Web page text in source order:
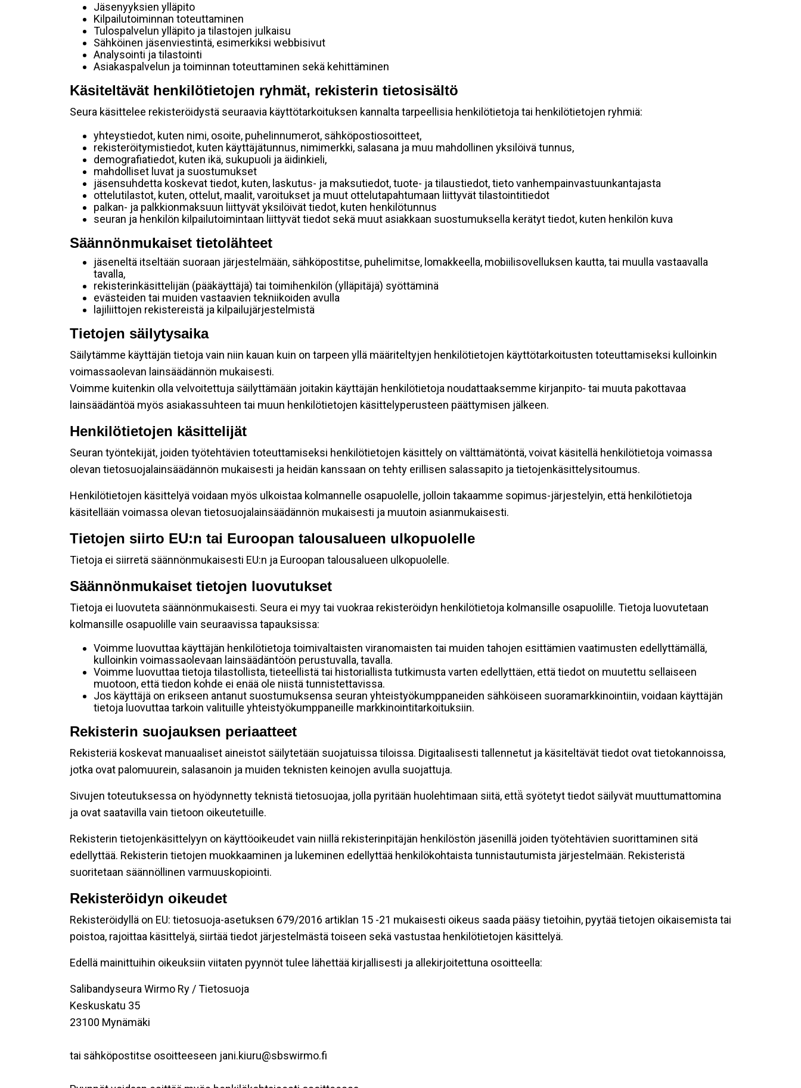
Jäsenyyksien ylläpito
Kilpailutoiminnan toteuttaminen
Tulospalvelun ylläpito ja tilastojen julkaisu
Sähköinen jäsenviestintä, esimerkiksi webbisivut
Analysointi ja tilastointi
Asiakaspalvelun ja toiminnan toteuttaminen sekä kehittäminen
Käsiteltävät henkilötietojen ryhmät, rekisterin tietosisältö
Seura käsittelee rekisteröidystä seuraavia käyttötarkoituksen kannalta tarpeellisia henkilötietoja tai henkilötietojen ryhmiä:
yhteystiedot, kuten nimi, osoite, puhelinnumerot, sähköpostiosoitteet,
rekisteröitymistiedot, kuten käyttäjätunnus, nimimerkki, salasana ja muu mahdollinen yksilöivä tunnus,
demografiatiedot, kuten ikä, sukupuoli ja äidinkieli,
mahdolliset luvat ja suostumukset
jäsensuhdetta koskevat tiedot, kuten, laskutus- ja maksutiedot, tuote- ja tilaustiedot, tieto vanhempainvastuunkantajasta
ottelutilastot, kuten, ottelut, maalit, varoitukset ja muut ottelutapahtumaan liittyvät tilastointitiedot
palkan- ja palkkionmaksuun liittyvät yksilöivät tiedot, kuten henkilötunnus
seuran ja henkilön kilpailutoimintaan liittyvät tiedot sekä muut asiakkaan suostumuksella kerätyt tiedot, kuten henkilön kuva
Säännönmukaiset tietolähteet
jäseneltä itseltään suoraan järjestelmään, sähköpostitse, puhelimitse, lomakkeella, mobiilisovelluksen kautta, tai muulla vastaavalla
tavalla,
rekisterinkäsittelijän (pääkäyttäjä) tai toimihenkilön (ylläpitäjä) syöttäminä
evästeiden tai muiden vastaavien tekniikoiden avulla
lajiliittojen rekistereistä ja kilpailujärjestelmistä
Tietojen säilytysaika
Säilytämme käyttäjän tietoja vain niin kauan kuin on tarpeen yllä määriteltyjen henkilötietojen käyttötarkoitusten toteuttamiseksi kulloinkin
voimassaolevan lainsäädännön mukaisesti.
Voimme kuitenkin olla velvoitettuja säilyttämään joitakin käyttäjän henkilötietoja noudattaaksemme kirjanpito- tai muuta pakottavaa
lainsäädäntöä myös asiakassuhteen tai muun henkilötietojen käsittelyperusteen päättymisen jälkeen.
Henkilötietojen käsittelijät
Seuran työntekijät, joiden työtehtävien toteuttamiseksi henkilötietojen käsittely on välttämätöntä, voivat käsitellä henkilötietoja voimassa
olevan tietosuojalainsäädännön mukaisesti ja heidän kanssaan on tehty erillisen salassapito ja tietojenkäsittelysitoumus.
Henkilötietojen käsittelyä voidaan myös ulkoistaa kolmannelle osapuolelle, jolloin takaamme sopimus-järjestelyin, että henkilötietoja
käsitellään voimassa olevan tietosuojalainsäädännön mukaisesti ja muutoin asianmukaisesti.
Tietojen siirto EU:n tai Euroopan talousalueen ulkopuolelle
Tietoja ei siirretä säännönmukaisesti EU:n ja Euroopan talousalueen ulkopuolelle.
Säännönmukaiset tietojen luovutukset
Tietoja ei luovuteta säännönmukaisesti. Seura ei myy tai vuokraa rekisteröidyn henkilötietoja kolmansille osapuolille. Tietoja luovutetaan
kolmansille osapuolille vain seuraavissa tapauksissa:
Voimme luovuttaa käyttäjän henkilötietoja toimivaltaisten viranomaisten tai muiden tahojen esittämien vaatimusten edellyttämällä,
kulloinkin voimassaolevaan lainsäädäntöön perustuvalla, tavalla.
Voimme luovuttaa tietoja tilastollista, tieteellistä tai historiallista tutkimusta varten edellyttäen, että tiedot on muutettu sellaiseen
muotoon, että tiedon kohde ei enää ole niistä tunnistettavissa.
Jos käyttäjä on erikseen antanut suostumuksensa seuran yhteistyökumppaneiden sähköiseen suoramarkkinointiin, voidaan käyttäjän
tietoja luovuttaa tarkoin valituille yhteistyökumppaneille markkinointitarkoituksiin.
Rekisterin suojauksen periaatteet
Rekisteriä koskevat manuaaliset aineistot säilytetään suojatuissa tiloissa. Digitaalisesti tallennetut ja käsiteltävät tiedot ovat tietokannoissa,
jotka ovat palomuurein, salasanoin ja muiden teknisten keinojen avulla suojattuja.
Sivujen toteutuksessa on hyödynnetty teknistä tietosuojaa, jolla pyritään huolehtimaan siitä, että̈ syötetyt tiedot säilyvät muuttumattomina
ja ovat saatavilla vain tietoon oikeutetuille.
Rekisterin tietojenkäsittelyyn on käyttöoikeudet vain niillä rekisterinpitäjän henkilöstön jäsenillä joiden työtehtävien suorittaminen sitä
edellyttää. Rekisterin tietojen muokkaaminen ja lukeminen edellyttää henkilökohtaista tunnistautumista järjestelmään. Rekisteristä
suoritetaan säännöllinen varmuuskopiointi.
Rekisteröidyn oikeudet
Rekisteröidyllä on EU: tietosuoja-asetuksen 679/2016 artiklan 15 -21 mukaisesti oikeus saada pääsy tietoihin, pyytää tietojen oikaisemista tai
poistoa, rajoittaa käsittelyä, siirtää tiedot järjestelmästä toiseen sekä vastustaa henkilötietojen käsittelyä.
Edellä mainittuihin oikeuksiin viitaten pyynnöt tulee lähettää kirjallisesti ja allekirjoitettuna osoitteella:
Salibandyseura Wirmo Ry / Tietosuoja
Keskuskatu 35
23100 Mynämäki
tai sähköpostitse osoitteeseen jani.kiuru@sbswirmo.fi